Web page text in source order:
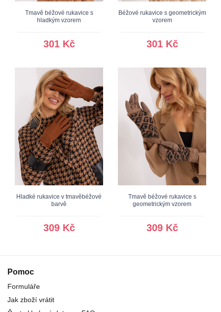
Tmavě béžové rukavice s
hladkým vzorem
301 Kč
Béžové rukavice s geometrickým
vzorem
301 Kč
Hladké rukavice v tmavěbéžové
barvě
309 Kč
Tmavě béžové rukavice s
geometrickým vzorem
309 Kč
Pomoc
Formuláře
Jak zboží vrátit